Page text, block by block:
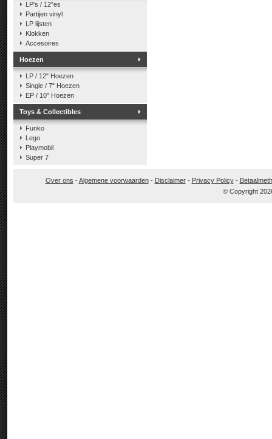
LP's / 12"es
Partijen vinyl
LP lijsten
Klokken
Accesoires
Hoezen
LP / 12" Hoezen
Single / 7" Hoezen
EP / 10" Hoezen
Toys & Collectibles
Funko
Lego
Playmobil
Super 7
Over ons -Algemene voorwaarden- Disclaimer- Privacy Policy-
© Copyright